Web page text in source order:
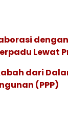
Lewat
dari
(PPP)